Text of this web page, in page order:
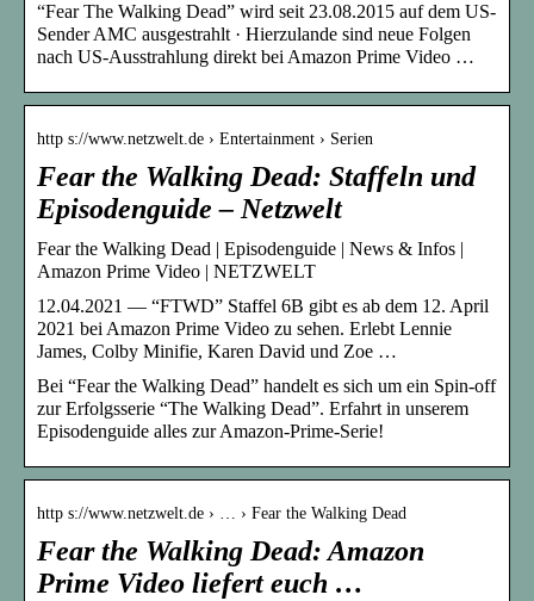
“Fear The Walking Dead” wird seit 23.08.2015 auf dem US-
Sender AMC ausgestrahlt · Hierzulande sind neue Folgen
nach US-Ausstrahlung direkt bei Amazon Prime Video …
http s://www.netzwelt.de › Entertainment › Serien
Fear the Walking Dead: Staffeln und
Episodenguide – Netzwelt
Fear the Walking Dead | Episodenguide | News & Infos |
Amazon Prime Video | NETZWELT
12.04.2021 — “FTWD” Staffel 6B gibt es ab dem 12. April
2021 bei Amazon Prime Video zu sehen. Erlebt Lennie
James, Colby Minifie, Karen David und Zoe …
Bei “Fear the Walking Dead” handelt es sich um ein Spin-off
zur Erfolgsserie “The Walking Dead”. Erfahrt in unserem
Episodenguide alles zur Amazon-Prime-Serie!
http s://www.netzwelt.de › … › Fear the Walking Dead
Fear the Walking Dead: Amazon
Prime Video liefert euch …